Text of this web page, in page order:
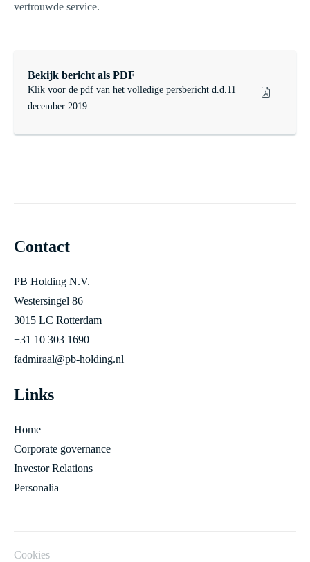
vertrouwde service.
Bekijk bericht als PDF
Klik voor de pdf van het volledige persbericht d.d.11
december 2019
Contact
PB Holding N.V.
Westersingel 86
3015 LC Rotterdam
+31 10 303 1690
fadmiraal@pb-holding.nl
Links
Home
Corporate governance
Investor Relations
Personalia
Cookies